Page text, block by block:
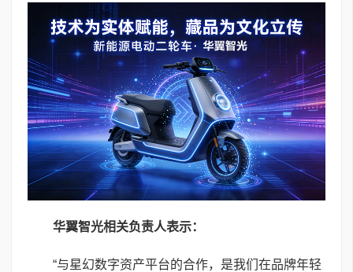
华翼智光相关负责人表示：
“与星幻数字资产平台的合作，是我们在品牌年轻